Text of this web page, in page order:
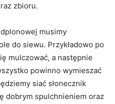
zbioru.
musimy
do siewu. Przykładowo po
mulczować, a następnie
powinno wymieszać
siać słonecznik
dobrym spulchnieniem oraz